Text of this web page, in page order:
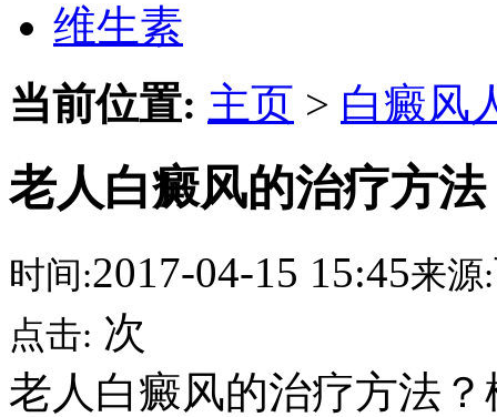
维生素
当前位置: 主页 > 白癜风
老人白癜风的治疗方法
时间:2017-04-15 15:45来源:
点击: 次
老人白癜风的治疗方法